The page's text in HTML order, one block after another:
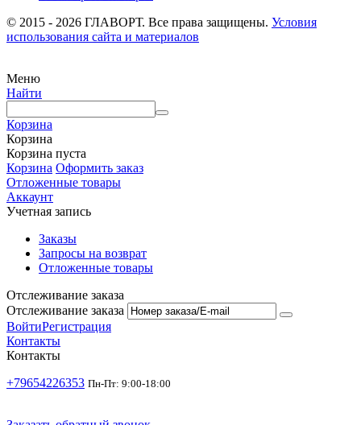
© 2015 - 2026 ГЛАВОРТ. Все права защищены. Условия
использования сайта и материалов
Меню
Найти
Корзина
Корзина
Корзина пуста
Корзина Оформить заказ
Отложенные товары
Аккаунт
Учетная запись
Заказы
Запросы на возврат
Отложенные товары
Отслеживание заказа
Отслеживание заказа
ВойтиРегистрация
Контакты
Контакты
+79654226353 Пн-Пт: 9:00-18:00